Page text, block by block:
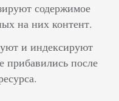
содержимое
на них контент.
и индексируют
прибавились после